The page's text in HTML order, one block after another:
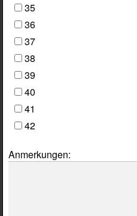
35
36
37
38
39
40
41
42
Anmerkungen: